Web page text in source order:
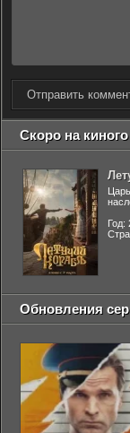
Отправить
Скоро на киного
Год:
Обновления